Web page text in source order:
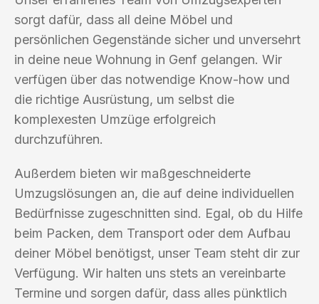
sorgt dafür, dass all deine Möbel und
persönlichen Gegenstände sicher und unversehrt
in deine neue Wohnung in Genf gelangen. Wir
verfügen über das notwendige Know-how und
die richtige Ausrüstung, um selbst die
komplexesten Umzüge erfolgreich
durchzuführen.
Außerdem bieten wir maßgeschneiderte
Umzugslösungen an, die auf deine individuellen
Bedürfnisse zugeschnitten sind. Egal, ob du Hilfe
beim Packen, dem Transport oder dem Aufbau
deiner Möbel benötigst, unser Team steht dir zur
Verfügung. Wir halten uns stets an vereinbarte
Termine und sorgen dafür, dass alles pünktlich